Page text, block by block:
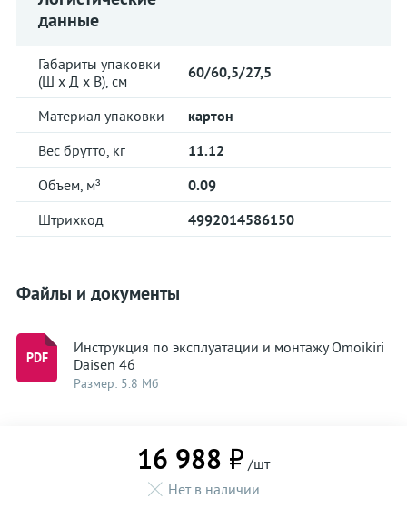
данные
Габариты упаковки
(Ш х Д х В), см
60/60,5/27,5
Материал упаковки
картон
Вес брутто, кг
11.12
Объем, м³
0.09
Штрихкод
4992014586150
Файлы и документы
Инструкция по эксплуатации и монтажу Omoikiri
Daisen 46
Размер: 5.8 Мб
16 988 ₽ /шт
Нет в наличии